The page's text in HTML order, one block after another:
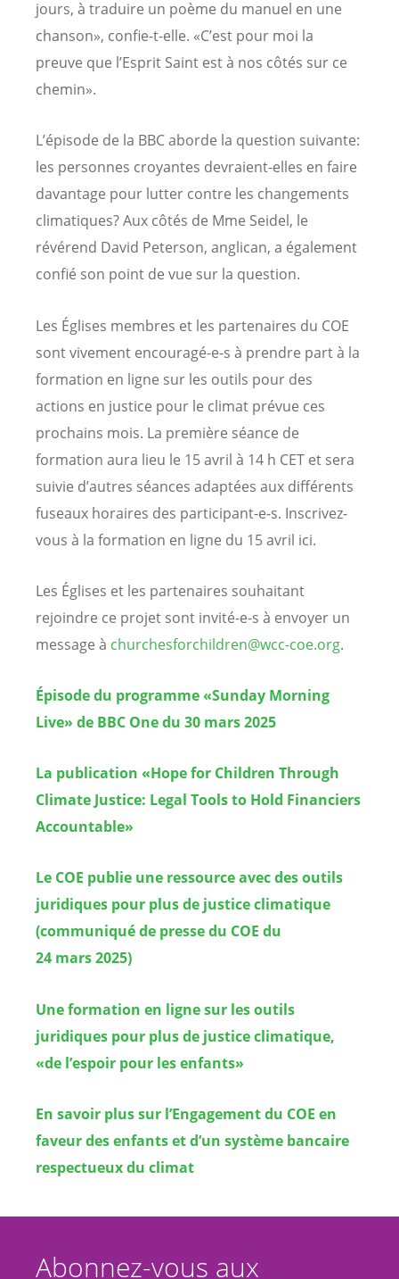
jours, à traduire un poème du manuel en une
chanson», confie-t-elle. «C’est pour moi la
preuve que l’Esprit Saint est à nos côtés sur ce
chemin».
L’épisode de la BBC aborde la question suivante:
les personnes croyantes devraient-elles en faire
davantage pour lutter contre les changements
climatiques? Aux côtés de Mme Seidel, le
révérend David Peterson, anglican, a également
confié son point de vue sur la question.
Les Églises membres et les partenaires du COE
sont vivement encouragé-e-s à prendre part à la
formation en ligne sur les outils pour des
actions en justice pour le climat prévue ces
prochains mois. La première séance de
formation aura lieu le 15 avril à 14 h CET et sera
suivie d’autres séances adaptées aux différents
fuseaux horaires des participant-e-s. Inscrivez-
vous à la formation en ligne du 15 avril ici.
Les Églises et les partenaires souhaitant
rejoindre ce projet sont invité-e-s à envoyer un
message à churchesforchildren@wcc-coe.org.
Épisode du programme «Sunday Morning
Live» de BBC One du 30 mars 2025
La publication «Hope for Children Through
Climate Justice: Legal Tools to Hold Financiers
Accountable»
Le COE publie une ressource avec des outils
juridiques pour plus de justice climatique
(communiqué de presse du COE du
24 mars 2025)
Une formation en ligne sur les outils
juridiques pour plus de justice climatique,
«de l’espoir pour les enfants»
En savoir plus sur l’Engagement du COE en
faveur des enfants et d’un système bancaire
respectueux du climat
Abonnez-vous aux